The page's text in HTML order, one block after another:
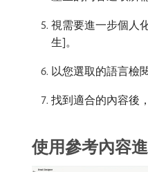
視需要進一步個人
生]。
以您選取的語言檢
找到適合的內容後
使用參考內容